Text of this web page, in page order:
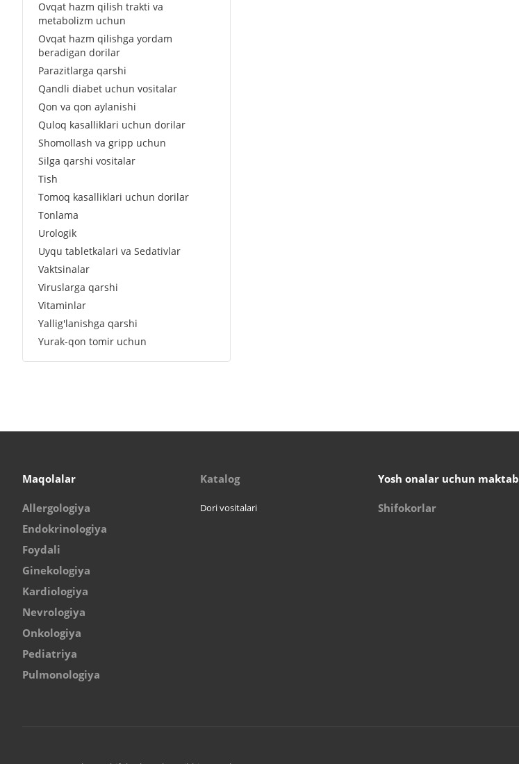
Ovqat hazm qilish trakti va
metabolizm uchun
Ovqat hazm qilishga yordam
beradigan dorilar
Parazitlarga qarshi
Qandli diabet uchun vositalar
Qon va qon aylanishi
Quloq kasalliklari uchun dorilar
Shomollash va gripp uchun
Silga qarshi vositalar
Tish
Tomoq kasalliklari uchun dorilar
Tonlama
Urologik
Uyqu tabletkalari va Sedativlar
Vaktsinalar
Viruslarga qarshi
Vitaminlar
Yallig'lanishga qarshi
Yurak-qon tomir uchun
Maqolalar
Allergologiya
Endokrinologiya
Foydali
Ginekologiya
Kardiologiya
Nevrologiya
Onkologiya
Pediatriya
Pulmonologiya
Katalog
Dori vositalari
Yosh onalar uchun maktab
Shifokorlar